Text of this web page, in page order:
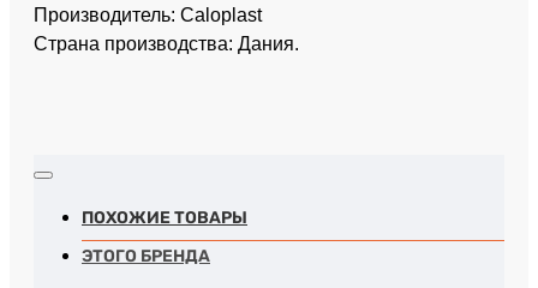
Производитель: Caloplast
Страна производства: Дания.
ПОХОЖИЕ ТОВАРЫ
ЭТОГО БРЕНДА